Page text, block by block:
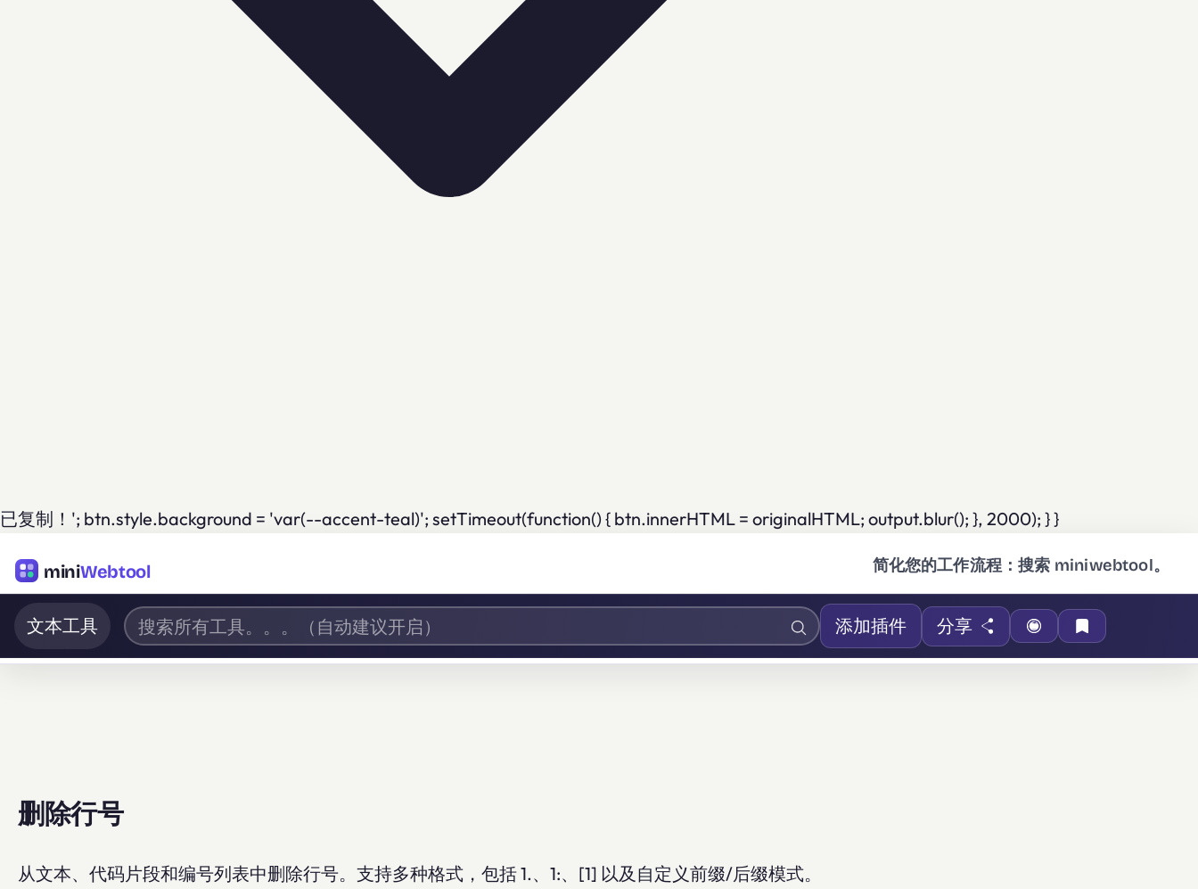
已复制！'; btn.style.background = 'var(--accent-teal)'; setTimeout(function() { btn.innerHTML = originalHTML; output.blur(); }, 2000); } }
miniWebtool 简化您的工作流程：搜索 miniwebtool。
文本工具 添加插件 分享
删除行号
从文本、代码片段和编号列表中删除行号。支持多种格式，包括 1.、1:、[1] 以及自定义前缀/后缀模式。